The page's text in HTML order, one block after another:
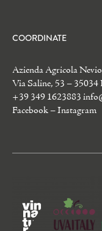
COORDINATE
Azienda Agricola
Via Saline, 53 –
+39 349 1623883
Facebook–Instagram